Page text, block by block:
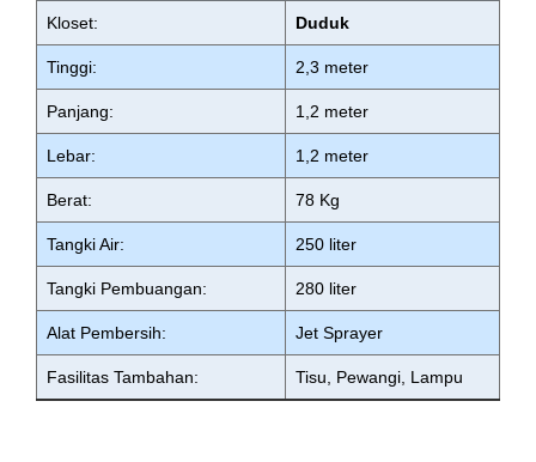
Kloset: Duduk
Tinggi: 2,3 meter
Panjang: 1,2 meter
Lebar: 1,2 meter
Berat: 78 Kg
Tangki Air: 250 liter
Tangki Pembuangan: 280 liter
Alat Pembersih: Jet Sprayer
Fasilitas Tambahan: Tisu, Pewangi, Lampu